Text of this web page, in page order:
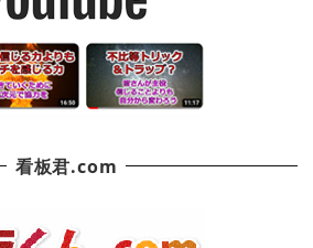
看板君.com